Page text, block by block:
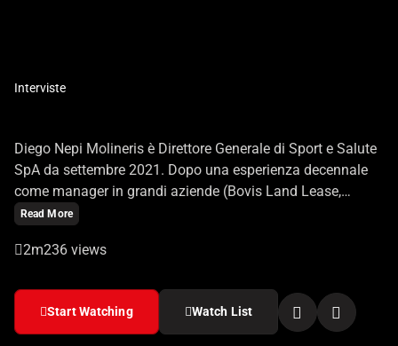
Interviste
Diego Nepi Molineris è Direttore Generale di Sport e Salute
SpA da settembre 2021. Dopo una esperienza decennale
come manager in grandi aziende (Bovis Land Lease,
Società Aeroporti di Roma, Grandi Stazioni), è da quasi 20
manageriali e di coordinamento.
Read More
2m236 views
Start Watching Watch List